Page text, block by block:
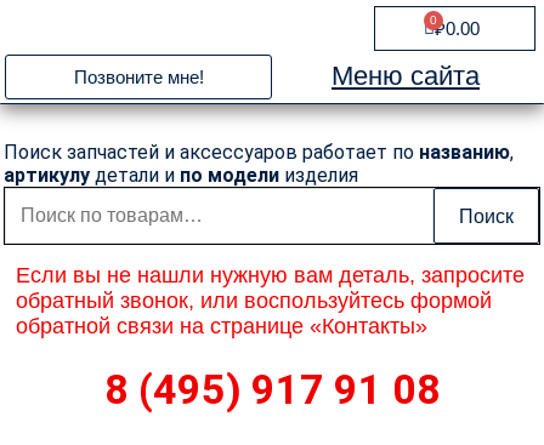
содержимому
₽0.00
0
Cart
Позвоните мне! Меню сайта
Поиск запчастей и аксессуаров работает по названию,
артикулу детали и по модели изделия
Искать:
Поиск
Если вы не нашли нужную вам деталь, запросите
обратный звонок, или воспользуйтесь формой
обратной связи на странице «Контакты»
8 (495) 917 91 08